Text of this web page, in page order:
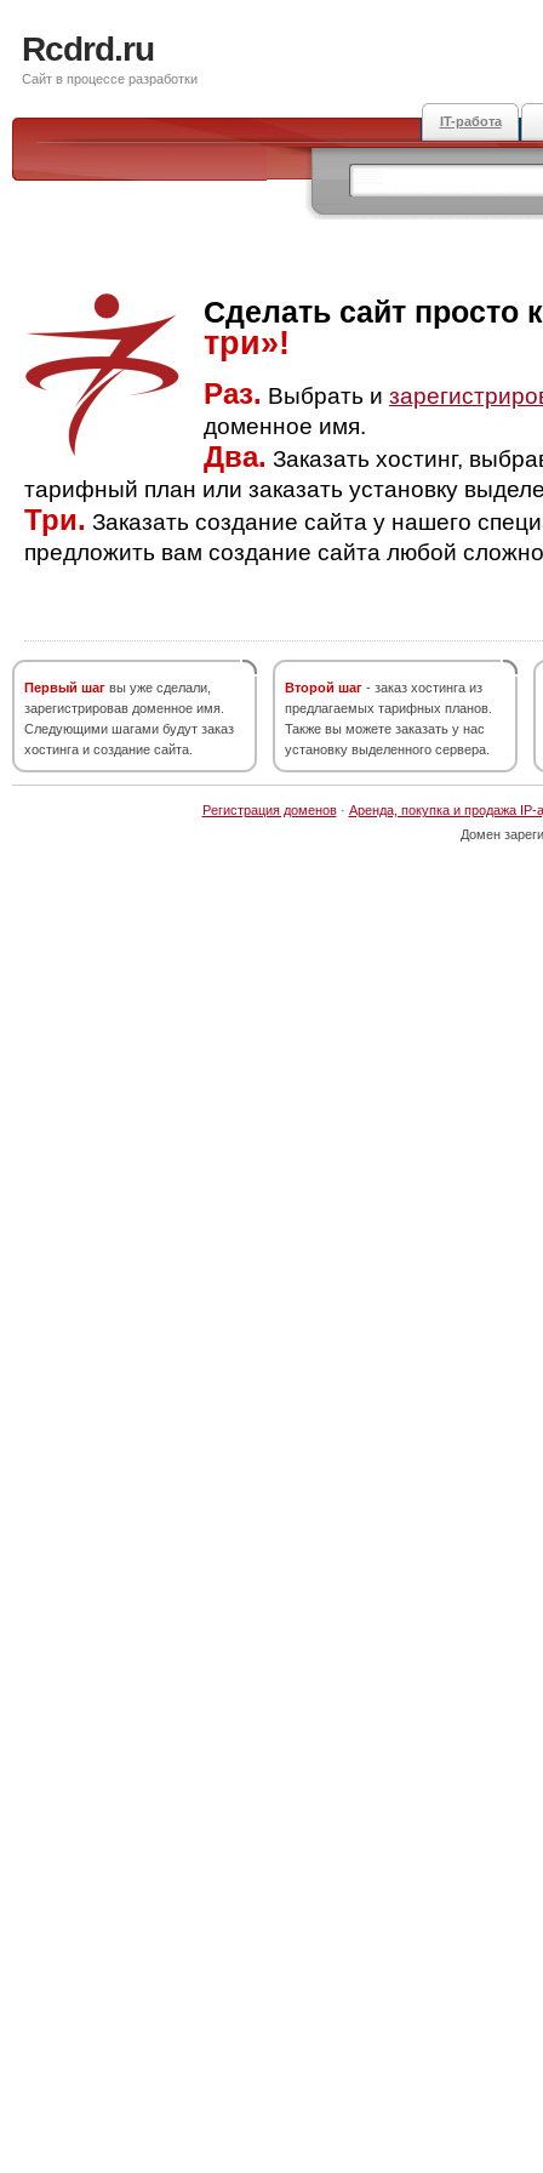
Rcdrd.ru
Сайт в процессе разработки
IT-работа
Сделать сайт просто
три»!
Раз. Выбрать и
доменное имя.
Два. Заказать хостинг,
тарифный план или заказать установку
Три. Заказать создание сайта у нашего
предложить вам создание сайта любой
Первый шаг вы уже сделали,
зарегистрировав доменное имя.
Следующими шагами будут заказ
хостинга и создание сайта.
Второй шаг - заказ хостинга из
предлагаемых тарифных планов.
Также вы можете заказать у нас
установку выделенного сервера.
Регистрация доменов· Аренда, покупка и продажа IP-
Домен